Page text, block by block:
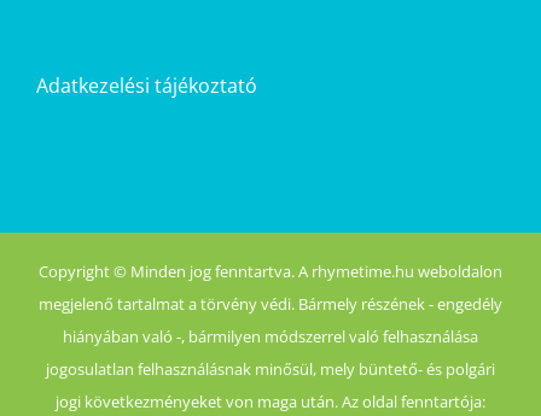
Adatkezelési tájékoztató
Copyright © Minden jog fenntartva. A rhymetime.hu weboldalon
megjelenő tartalmat a törvény védi. Bármely részének - engedély
hiányában való -, bármilyen módszerrel való felhasználása
jogosulatlan felhasználásnak minősül, mely büntető- és polgári
jogi következményeket von maga után. Az oldal fenntartója: